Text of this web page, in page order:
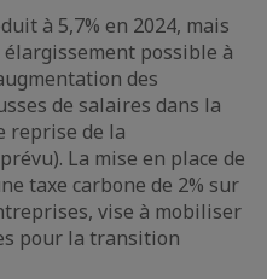
à 5,7% en 2024, mais
possible à
des
de salaires dans la
reprise de la
La mise en place de
taxe carbone de 2% sur
vise à mobiliser
pour la transition